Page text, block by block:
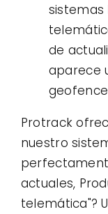
sistemas
de
aparece
Protrack
nuestro
actuales,
telemática"?